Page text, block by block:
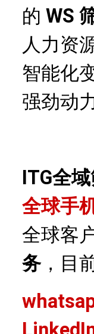
的 WS
人力资
智能化
强劲动
ITG全
全球手
全球客
务，目